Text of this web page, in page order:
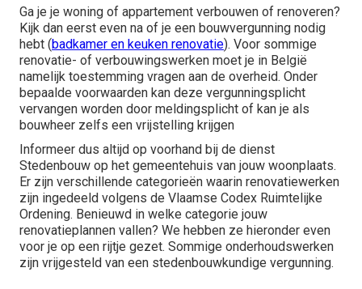
Ga je je woning of appartement verbouwen of renoveren?
Kijk dan eerst even na of je een bouwvergunning nodig
hebt (badkamer en keuken renovatie). Voor sommige
renovatie- of verbouwingswerken moet je in België
namelijk toestemming vragen aan de overheid. Onder
bepaalde voorwaarden kan deze vergunningsplicht
vervangen worden door meldingsplicht of kan je als
bouwheer zelfs een vrijstelling krijgen
Informeer dus altijd op voorhand bij de dienst
Stedenbouw op het gemeentehuis van jouw woonplaats.
Er zijn verschillende categorieën waarin renovatiewerken
zijn ingedeeld volgens de Vlaamse Codex Ruimtelijke
Ordening. Benieuwd in welke categorie jouw
renovatieplannen vallen? We hebben ze hieronder even
voor je op een rijtje gezet. Sommige onderhoudswerken
zijn vrijgesteld van een stedenbouwkundige vergunning.